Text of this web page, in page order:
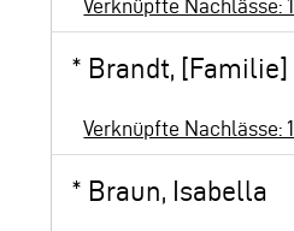
Verknüpfte Nachlässe: 1
* Brandt, [Familie]
Verknüpfte Nachlässe: 1
* Braun, Isabella